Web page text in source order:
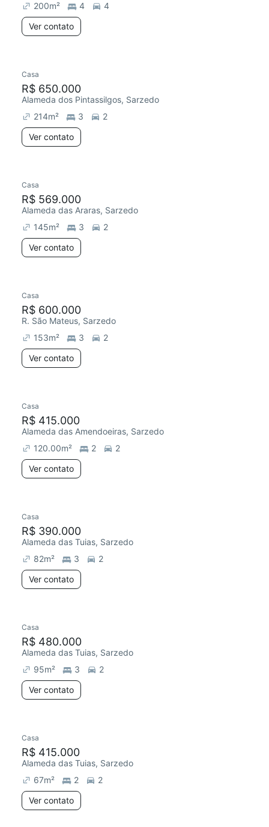
200m² 4
4
Ver contato
Casa
R$ 650.000
Alameda dos Pintassilgos, Sarzedo
214m² 3
2
Ver contato
Chegou este mês
Casa
R$ 569.000
Alameda das Araras, Sarzedo
145m² 3
2
Ver contato
Casa
R$ 600.000
R. São Mateus, Sarzedo
153m² 3
2
Ver contato
Casa
R$ 415.000
Alameda das Amendoeiras, Sarzedo
120.00m² 2
2
Ver contato
Casa
R$ 390.000
Alameda das Tuias, Sarzedo
82m² 3
2
Ver contato
Casa
R$ 480.000
Alameda das Tuias, Sarzedo
95m² 3
2
Ver contato
Casa
R$ 415.000
Alameda das Tuias, Sarzedo
67m² 2
2
Ver contato